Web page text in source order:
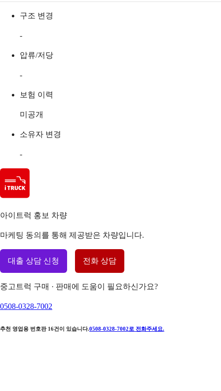
구조 변경
-
압류/저당
-
보험 이력
미공개
소유자 변경
-
아이트럭 홍보 차량
마케팅 동의를 통해 제공받은 차량입니다.
대출 상담 신청 전화 상담
중고트럭 구매 · 판매에 도움이 필요하신가요?
0508-0328-7002
추천 영업용 번호판 16건이 있습니다.0508-0328-7002 로 전화주세요.